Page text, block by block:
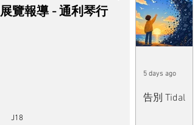
展覽報導 - 通利琴行
J18
告別 Tidal
5 days ago